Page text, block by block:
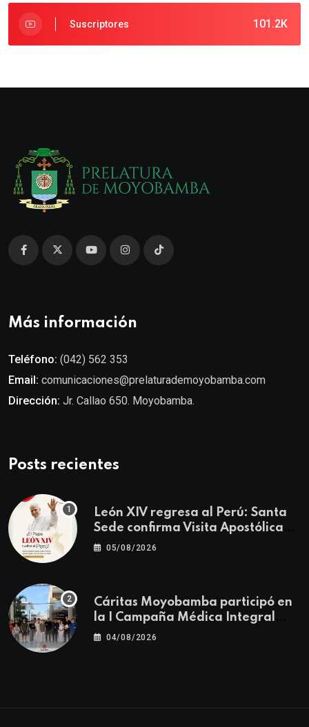
101.2K
Suscriptores
Más información
Teléfono: (042) 562 353
Email: comunicaciones@prelaturademoyobamba.com
Dirección: Jr. Callao 650. Moyobamba.
Posts recientes
León XIV regresa al Perú: Santa
Sede confirma Visita Apostólica
del 11 al 17 de noviembre
05/08/2026
Cáritas Moyobamba participó en
la I Campaña Médica Integral
Gratuita llevando salud y
04/08/2026